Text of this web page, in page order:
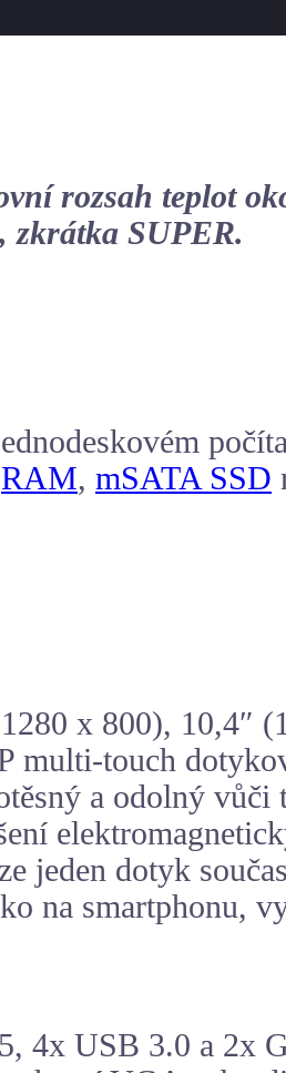
rozsah teplot
zkrátka SUPER.
RAM, mSATA SSD
x 800), 10,4″
touch
a odolný
jeden dotyk
na smartphonu,
4x USB 3.0 a 2x